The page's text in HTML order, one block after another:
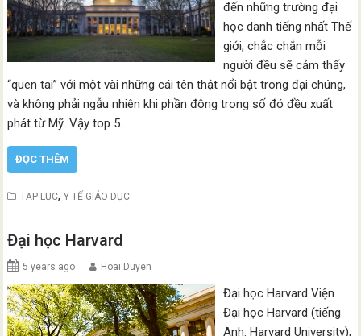
đến những trường đại
học danh tiếng nhất Thế
giới, chắc chắn mỗi
người đều sẽ cảm thấy
“quen tai” với một vài những cái tên thật nổi bật trong đại chúng,
và không phải ngẫu nhiên khi phần đông trong số đó đều xuất
phát từ Mỹ. Vậy top 5…
ĐỌC THÊM
TẠP LỤC,Y TẾ GIÁO DỤC
Đại học Harvard
5 years ago Hoai Duyen
Đại học Harvard Viện
Đại học Harvard (tiếng
Anh: Harvard University),